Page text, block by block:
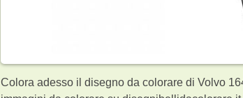
Colora adesso il disegno da colorare di Volvo